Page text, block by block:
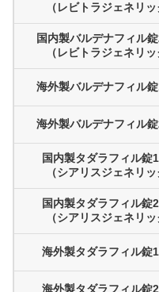
（レビトラジェネリッ
国内製バルデナフィル
（レビトラジェネリッ
海外製バルデナフィル
海外製バルデナフィル
国内製タダラフィル錠
（シアリスジェネリッ
国内製タダラフィル錠
（シアリスジェネリッ
海外製タダラフィル錠
海外製タダラフィル錠